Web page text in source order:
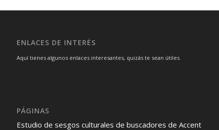
ENLACES DE INTERÉS
Aquí tienes algunos enlaces interesantes, quizás te sean útiles.
PÁGINAS
Estudio de sesgos culturales de buscadores de Accent